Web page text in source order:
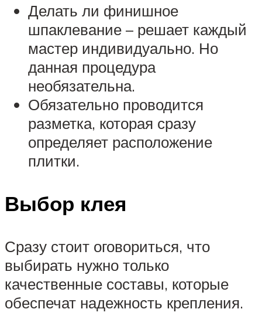
Делать ли финишное
шпаклевание – решает каждый
мастер индивидуально. Но
данная процедура
необязательна.
Обязательно проводится
разметка, которая сразу
определяет расположение
плитки.
Выбор клея
Сразу стоит оговориться, что
выбирать нужно только
качественные составы, которые
обеспечат надежность крепления.